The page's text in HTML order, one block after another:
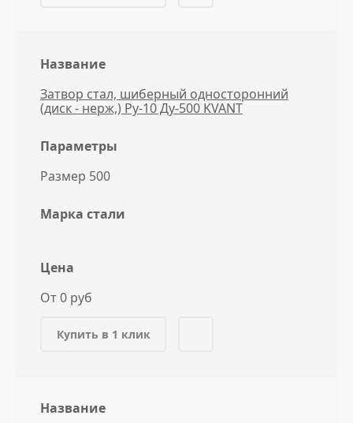
Название
Затвор стал, шиберный односторонний
(диск - нерж,) Ру-10 Ду-500 KVANT
Параметры
Размер 500
Марка стали
Цена
От 0 руб
Купить в 1 клик
Название